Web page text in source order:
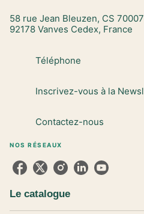
58 rue Jean Bleuzen, CS 70007
92178 Vanves Cedex, France
Téléphone
Inscrivez-vous à la
Contactez-nous
NOS RÉSEAUX
Le catalogue